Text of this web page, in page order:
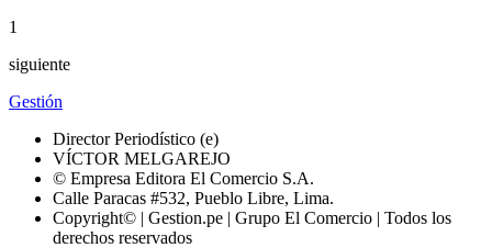
1
siguiente
Gestión
Director Periodístico (e)
VÍCTOR MELGAREJO
© Empresa Editora El Comercio S.A.
Calle Paracas #532, Pueblo Libre, Lima.
Copyright© | Gestion.pe | Grupo El Comercio | Todos los
derechos reservados